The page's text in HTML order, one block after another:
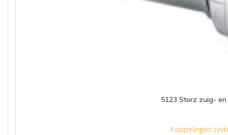
5123 Storz zuig-
Koppelingen